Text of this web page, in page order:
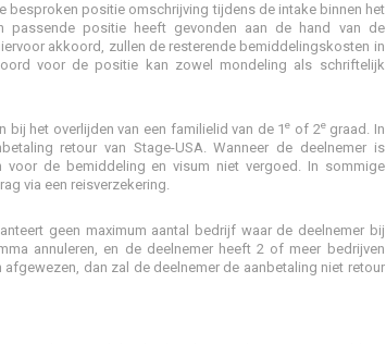
besproken positie omschrijving tijdens de intake binnen het
passende positie heeft gevonden aan de hand van de
akkoord, zullen de resterende bemiddelingskosten in
voor de positie kan zowel mondeling als schriftelijk
bij het overlijden van een familielid van de 1e of 2egraad. In
retour van Stage-USA. Wanneer de deelnemer is
de bemiddeling en visum niet vergoed. In sommige
via een reisverzekering.
geen maximum aantal bedrijf waar de deelnemer bij
annuleren, en de deelnemer heeft 2 of meer bedrijven
dan zal de deelnemer de aanbetaling niet retour